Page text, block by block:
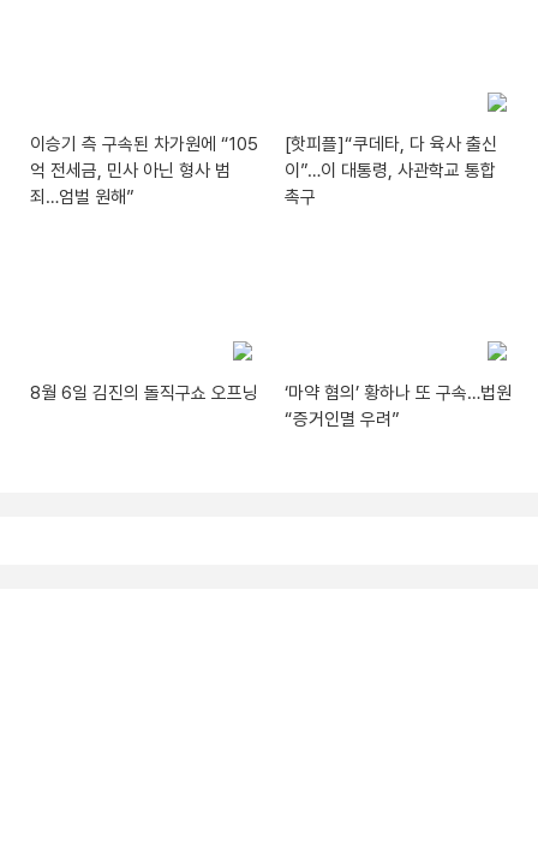
이승기 측 구속된 차가원에 “105
억 전세금, 민사 아닌 형사 범
죄…엄벌 원해”
[핫피플]“쿠데타, 다 육사 출신
이”…이 대통령, 사관학교 통합
촉구
8월 6일 김진의 돌직구쇼 오프닝
‘마약 혐의’ 황하나 또 구속…법원
“증거인멸 우려”